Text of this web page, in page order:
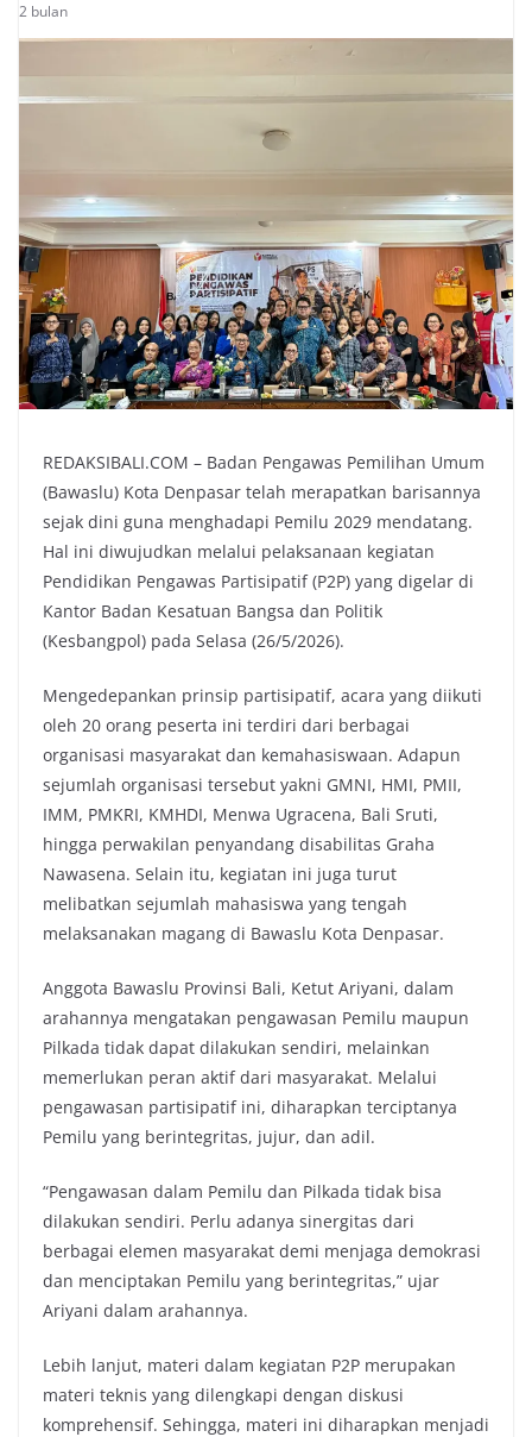
2 bulan
REDAKSIBALI.COM – Badan Pengawas Pemilihan Umum
(Bawaslu) Kota Denpasar telah merapatkan barisannya
sejak dini guna menghadapi Pemilu 2029 mendatang.
Hal ini diwujudkan melalui pelaksanaan kegiatan
Pendidikan Pengawas Partisipatif (P2P) yang digelar di
Kantor Badan Kesatuan Bangsa dan Politik
(Kesbangpol) pada Selasa (26/5/2026).
Mengedepankan prinsip partisipatif, acara yang diikuti
oleh 20 orang peserta ini terdiri dari berbagai
organisasi masyarakat dan kemahasiswaan. Adapun
sejumlah organisasi tersebut yakni GMNI, HMI, PMII,
IMM, PMKRI, KMHDI, Menwa Ugracena, Bali Sruti,
hingga perwakilan penyandang disabilitas Graha
Nawasena. Selain itu, kegiatan ini juga turut
melibatkan sejumlah mahasiswa yang tengah
melaksanakan magang di Bawaslu Kota Denpasar.
Anggota Bawaslu Provinsi Bali, Ketut Ariyani, dalam
arahannya mengatakan pengawasan Pemilu maupun
Pilkada tidak dapat dilakukan sendiri, melainkan
memerlukan peran aktif dari masyarakat. Melalui
pengawasan partisipatif ini, diharapkan terciptanya
Pemilu yang berintegritas, jujur, dan adil.
“Pengawasan dalam Pemilu dan Pilkada tidak bisa
dilakukan sendiri. Perlu adanya sinergitas dari
berbagai elemen masyarakat demi menjaga demokrasi
dan menciptakan Pemilu yang berintegritas,” ujar
Ariyani dalam arahannya.
Lebih lanjut, materi dalam kegiatan P2P merupakan
materi teknis yang dilengkapi dengan diskusi
komprehensif. Sehingga, materi ini diharapkan menjadi